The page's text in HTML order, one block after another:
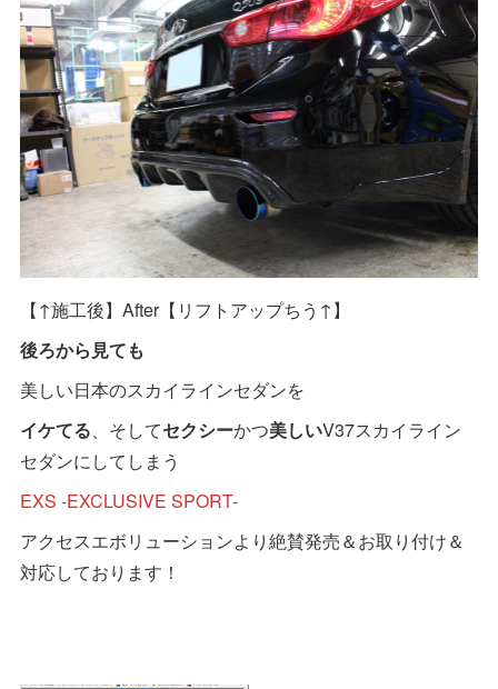
【↑施工後】After【リフトアップちう↑】
後ろから見ても
美しい日本のスカイラインセダンを
イケてる、そしてセクシーかつ美しいV37スカイライン
セダンにしてしまう
EXS -EXCLUSIVE SPORT-
アクセスエボリューションより絶賛発売＆お取り付け＆
対応しております！